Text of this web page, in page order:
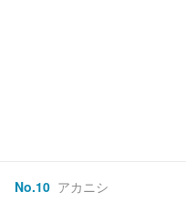
No.10 アカニシ